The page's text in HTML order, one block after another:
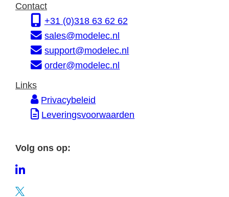
se
s
r
m
a
t
e
Contact
+31 (0)318 63 62 62
sales@modelec.nl
support@modelec.nl
order@modelec.nl
Links
Privacybeleid
Leveringsvoorwaarden
Volg ons op:
L